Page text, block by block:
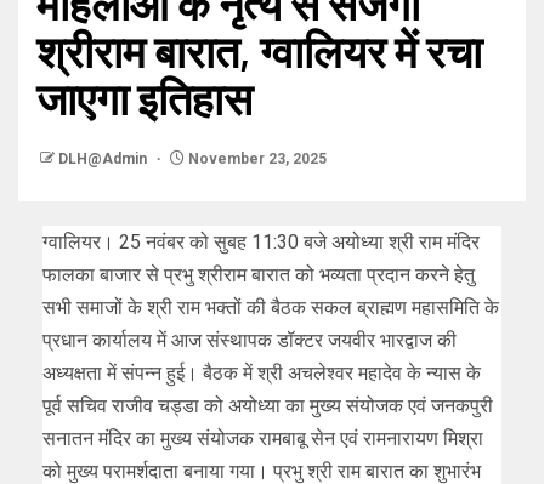
श्रीराम बारात, ग्वालियर में रचा
जाएगा इतिहास
DLH@Admin November 23, 2025
ग्वालियर। 25 नवंबर को सुबह 11:30 बजे अयोध्या श्री राम मंदिर
फालका बाजार से प्रभु श्रीराम बारात को भव्यता प्रदान करने हेतु
सभी समाजों के श्री राम भक्तों की बैठक सकल ब्राह्मण महासमिति के
प्रधान कार्यालय में आज संस्थापक डॉक्टर जयवीर भारद्वाज की
अध्यक्षता में संपन्न हुई। बैठक में श्री अचलेश्वर महादेव के न्यास के
पूर्व सचिव राजीव चड्डा को अयोध्या का मुख्य संयोजक एवं जनकपुरी
सनातन मंदिर का मुख्य संयोजक रामबाबू सेन एवं रामनारायण मिश्रा
को मुख्य परामर्शदाता बनाया गया। प्रभु श्री राम बारात का शुभारंभ